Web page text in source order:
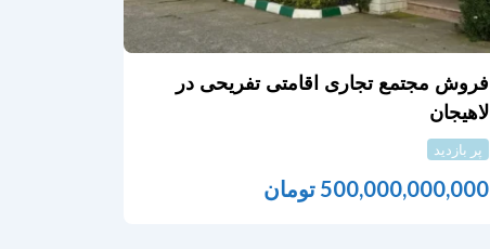
فروش مجتمع تجاری اقامتی تفریحی در
لاهیجان
پر بازدید
500,000,000,000 تومان